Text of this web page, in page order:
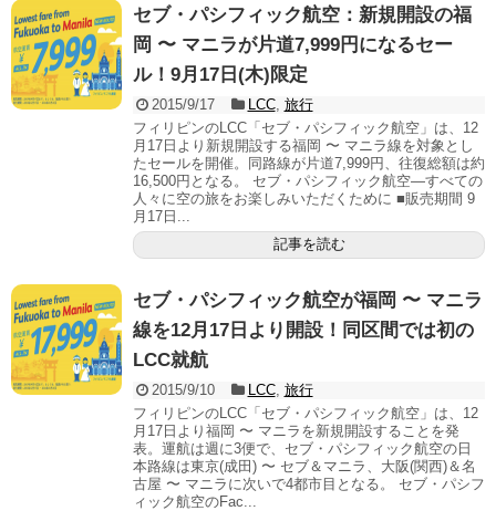
セブ・パシフィック航空：新規開設の福
岡 〜 マニラが片道7,999円になるセー
ル！9月17日(木)限定
2015/9/17 LCC, 旅行
フィリピンのLCC「セブ・パシフィック航空」は、12
月17日より新規開設する福岡 〜 マニラ線を対象とし
たセールを開催。同路線が片道7,999円、往復総額は約
16,500円となる。 セブ・パシフィック航空―すべての
人々に空の旅をお楽しみいただくために ■販売期間 9
月17日...
記事を読む
セブ・パシフィック航空が福岡 〜 マニラ
線を12月17日より開設！同区間では初の
LCC就航
2015/9/10 LCC, 旅行
フィリピンのLCC「セブ・パシフィック航空」は、12
月17日より福岡 〜 マニラを新規開設することを発
表。運航は週に3便で、セブ・パシフィック航空の日
本路線は東京(成田) 〜 セブ＆マニラ、大阪(関西)＆名
古屋 〜 マニラに次いで4都市目となる。 セブ・パシフ
ィック航空のFac...